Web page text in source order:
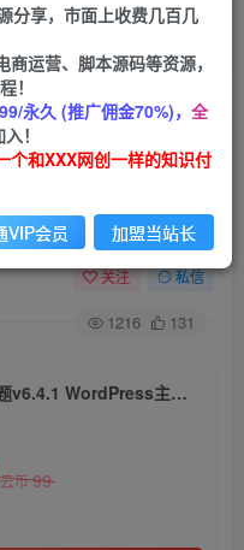
APP下载
GO
比主题v6.4.1
求：电脑+服务器
关注 私信
1216 131
外面收费500多开心版zibll子比主题v6.4.1 WordPress主题（搭建设备需求：电脑+服务器+域名）
云币99
分享，市面上收费几百几
运营、脚本源码等资源，
！
永久 (推广佣金70%)， 全
！
个和XXX网创一样的知识付
VIP会员 加盟当站长